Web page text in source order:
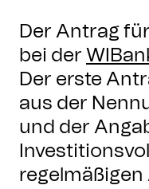
Der Antrag
bei der
Der erste
aus der
und der